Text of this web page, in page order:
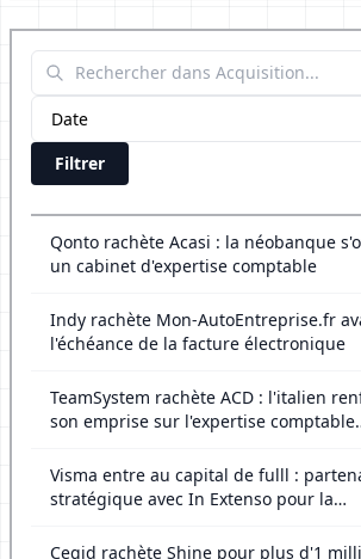
Filtrer
Qonto rachète Acasi : la néobanque
un cabinet d'expertise comptable
Indy rachète Mon-AutoEntreprise.fr
l'échéance de la facture électronique
TeamSystem rachète ACD : l'italien
son emprise sur l'expertise comptable
Visma entre au capital de fulll :
stratégique avec In Extenso pour la
Cegid rachète Shine pour plus d'1